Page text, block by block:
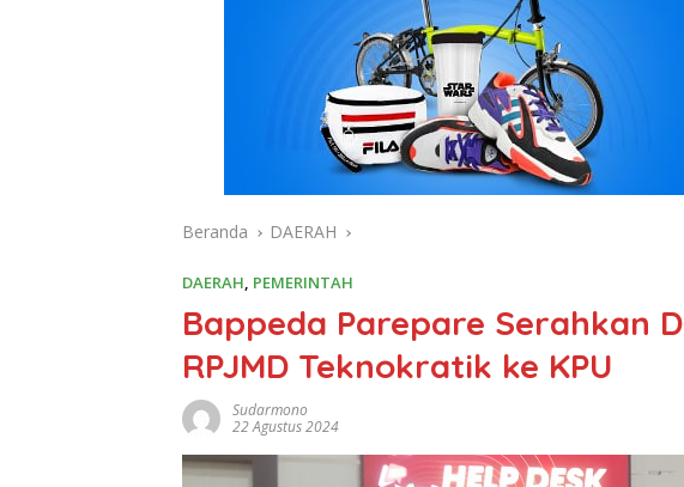
Beranda DAERAH
DAERAH, PEMERINTAH
Bappeda Parepare Serahkan
RPJMD Teknokratik ke KPU
Sudarmono
22 Agustus 2024